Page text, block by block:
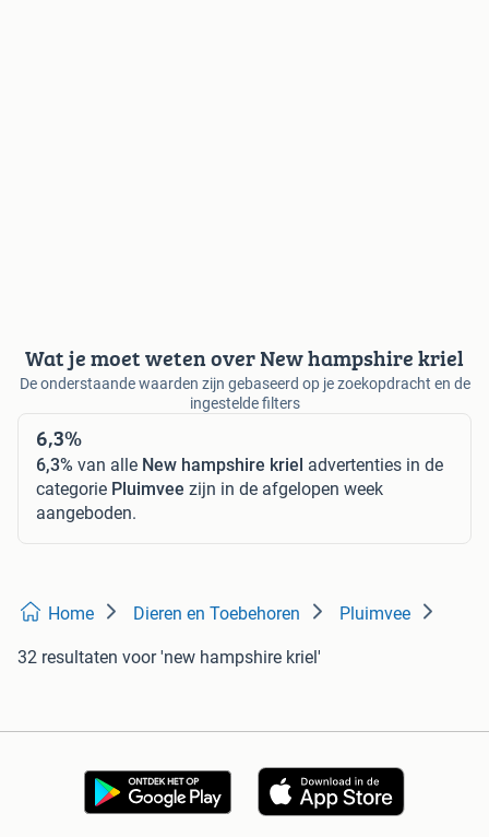
Wat je moet weten over New hampshire kriel
De onderstaande waarden zijn gebaseerd op je zoekopdracht en de
ingestelde filters
6,3%
6,3% van alle New hampshire kriel advertenties in de
categorie Pluimvee zijn in de afgelopen week
aangeboden.
Home Dieren en Toebehoren Pluimvee
32 resultaten voor 'new hampshire kriel'